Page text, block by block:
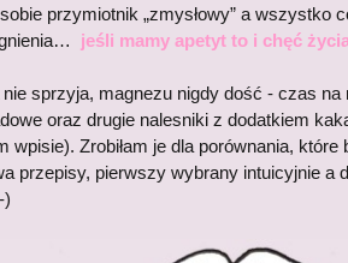
przymiotnik „zmysłowy” a wszystko
jeśli mamy apetyt to i chęć
nie sprzyja, magnezu nigdy dość - czas na
oraz drugie nalesniki z dodatkiem
wpisie). Zrobiłam je dla porównania, które
przepisy, pierwszy wybrany intuicyjnie a
)